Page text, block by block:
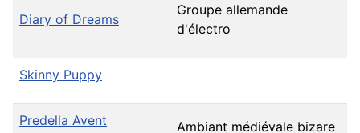
Diary of Dreams
Groupe allemande
d'électro
Skinny Puppy
Predella Avent Ambiant médiévale bizare